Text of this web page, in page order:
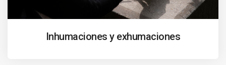
Inhumaciones y exhumaciones